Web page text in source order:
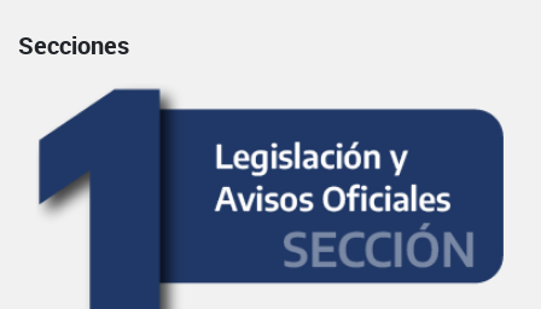
Secciones